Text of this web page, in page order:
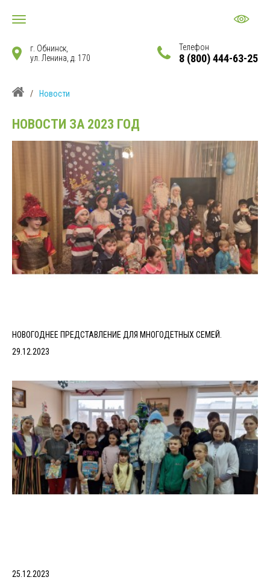
г. Обнинск,
ул. Ленина, д. 170
Телефон
8 (800) 444-63-25
/ Новости
НОВОСТИ ЗА 2023 ГОД
НОВОГОДНЕЕ ПРЕДСТАВЛЕНИЕ ДЛЯ МНОГОДЕТНЫХ СЕМЕЙ.
29.12.2023
25.12.2023